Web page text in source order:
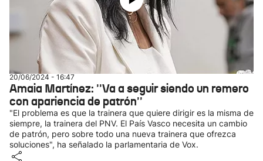
20/06/2024 - 16:47
Amaia Martínez: ''Va a seguir siendo un remero
con apariencia de patrón''
"El problema es que la trainera que quiere dirigir es la misma de
siempre, la trainera del PNV. El País Vasco necesita un cambio
de patrón, pero sobre todo una nueva trainera que ofrezca
soluciones", ha señalado la parlamentaria de Vox.